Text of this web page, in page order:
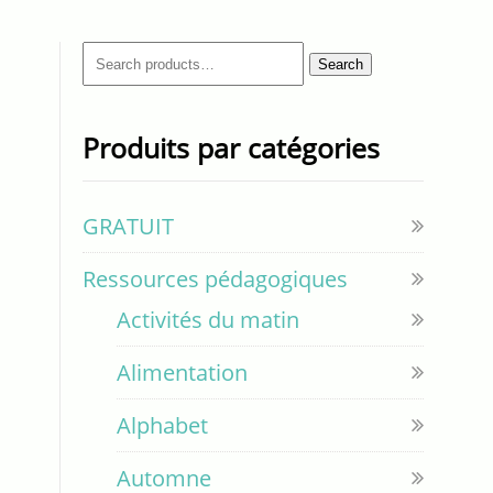
Search
for:
Search
Produits par catégories
GRATUIT
Ressources pédagogiques
Activités du matin
Alimentation
Alphabet
Automne